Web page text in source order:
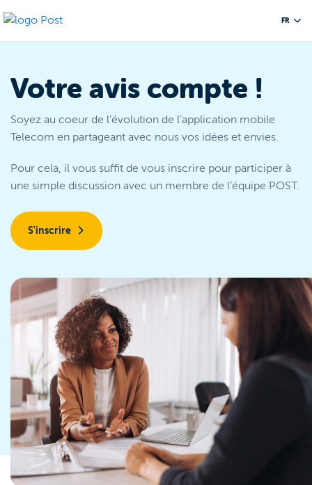
FR
Votre avis compte !
Soyez au coeur de l’évolution de l’application mobile
Telecom en partageant avec nous vos idées et envies.
Pour cela, il vous suffit de vous inscrire pour participer à
une simple discussion avec un membre de l’équipe POST.
S'inscrire